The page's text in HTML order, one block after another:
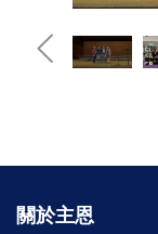
關於主恩